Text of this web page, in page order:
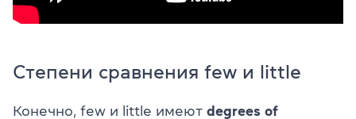
Степени сравнения few и little
Конечно, few и little имеют degrees of